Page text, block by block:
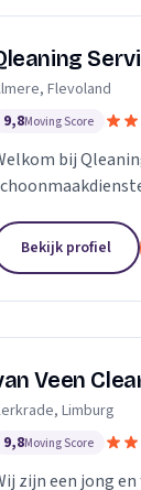
Flevoland
9,8Moving Score
bij
Bekijk profiel
Veen
Limburg
9,8Moving Score
zijn een jong